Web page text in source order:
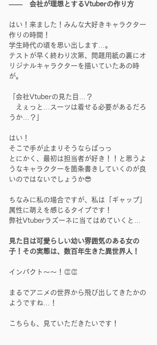
――　会社が理想とするVtuberの作り方
はい！来ました！みんな大好きキャラクター
作りの時間！
学生時代の頃を思い出します…。
テストが早く終わり次第、問題用紙の裏にオ
リジナルキャラクターを描いていたあの時
が。
「会社Vtuberの見た目…？
えぇっと…スーツは着せる必要があるだろ
うか…？」
はい！
そこで手が止まりそうならばっっ
とにかく、最初は担当者が好き！！と思うよ
うなキャラクターを箇条書きしていくのが良
いのではないでしょうか😎
ちなみに私の場合ですが、私は「ギャップ」
属性に萌えを感じるタイプです！
弊社Vtuberラズーネに当てはめていくと…
見た目は可愛らしい幼い雰囲気のある女の
子！その実態は、数百年生きた異世界人！
インパクト～～！👏👏
まるでアニメの世界から飛び出してきたかの
ようですね…！
こちらも、見ていただきたいです！